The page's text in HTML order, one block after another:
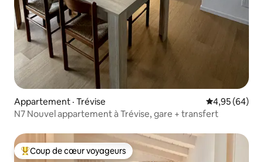
Appartement · Trévise Note
4,95 (64)
N7 Nouvel appartement à Trévise, gare + transfert
Coup de cœur voyageurs parmi les plus aimés
Coup de cœur voyageurs